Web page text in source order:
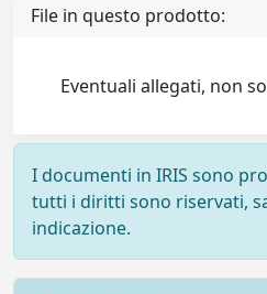
File in questo prodotto:
Eventuali allegati, non
I documenti in IRIS sono
tutti i diritti sono riservati,
indicazione.